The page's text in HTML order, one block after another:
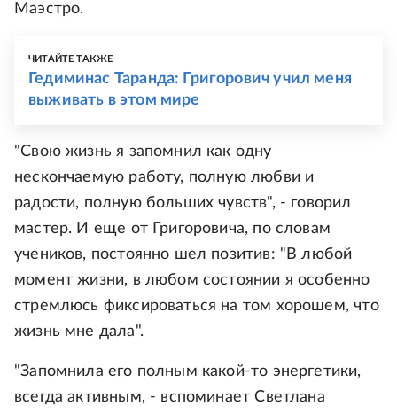
Маэстро.
ЧИТАЙТЕ ТАКЖЕ
Гедиминас Таранда: Григорович учил меня
выживать в этом мире
"Свою жизнь я запомнил как одну
нескончаемую работу, полную любви и
радости, полную больших чувств", - говорил
мастер. И еще от Григоровича, по словам
учеников, постоянно шел позитив: "В любой
момент жизни, в любом состоянии я особенно
стремлюсь фиксироваться на том хорошем, что
жизнь мне дала".
"Запомнила его полным какой-то энергетики,
всегда активным, - вспоминает Светлана